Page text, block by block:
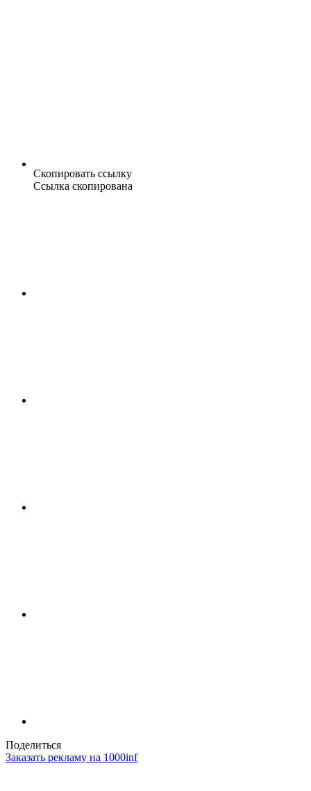
Скопировать ссылку
Ссылка скопирована
Поделиться
Заказать рекламу на 1000inf